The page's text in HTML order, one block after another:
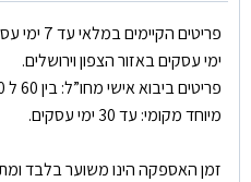
ימי עסקים באזור הצפון וירושלים.
מיוחד מקומי: עד 30 ימי עסקים.
זמן האספקה הינו משוער בלבד